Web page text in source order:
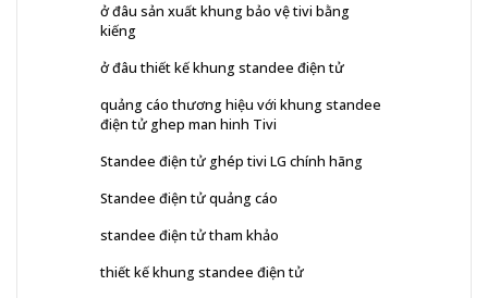
ở đâu sản xuất khung bảo vệ tivi bằng
kiếng
ở đâu thiết kế khung standee điện tử
quảng cáo thương hiệu với khung standee
điện tử ghep man hinh Tivi
Standee điện tử ghép tivi LG chính hãng
Standee điện tử quảng cáo
standee điện tử tham khảo
thiết kế khung standee điện tử